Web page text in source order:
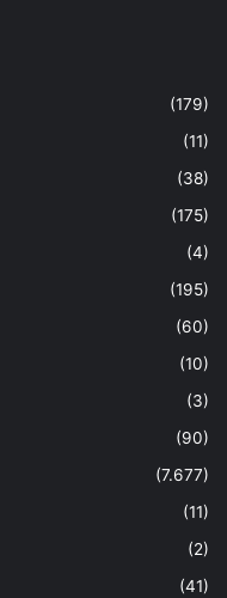
(179)
(11)
(38)
(175)
(4)
(195)
(60)
(10)
(3)
(90)
(7.677)
(11)
(2)
(41)